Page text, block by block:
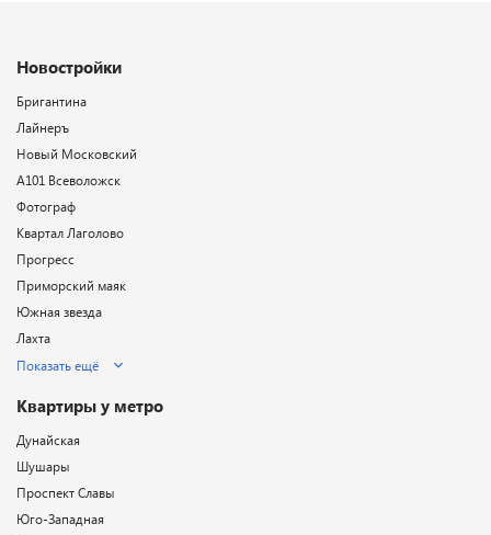
Новостройки
Бригантина
Лайнеръ
Новый Московский
А101 Всеволожск
Фотограф
Квартал Лаголово
Прогресс
Приморский маяк
Южная звезда
Лахта
Показать ещё
Квартиры у метро
Дунайская
Шушары
Проспект Славы
Юго-Западная